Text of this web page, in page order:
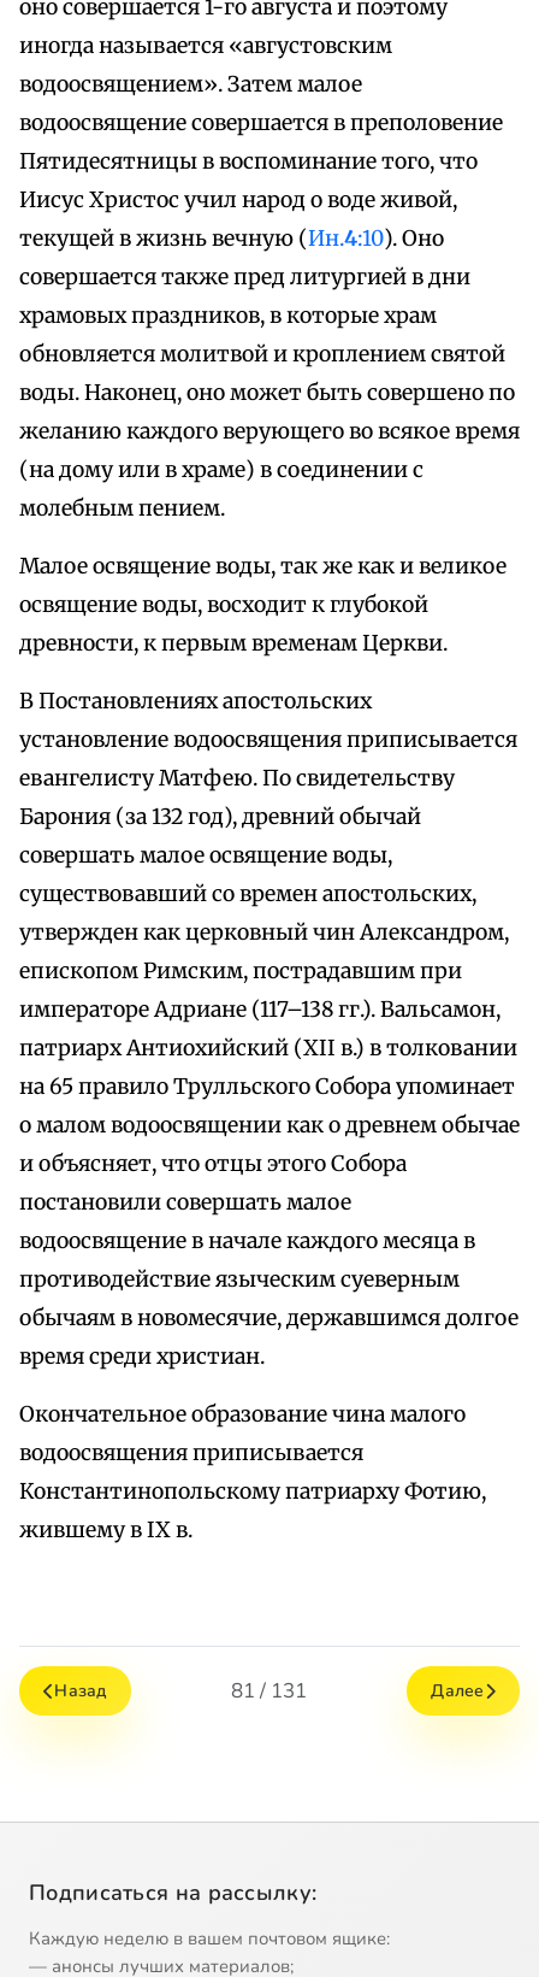
оно совершается 1-го августа и поэтому
иногда называется «августовским
водоосвящением». Затем малое
водоосвящение совершается в преполовение
Пятидесятницы в воспоминание того, что
Иисус Христос учил народ о воде живой,
текущей в жизнь вечную (Ин.4:10). Оно
совершается также пред литургией в дни
храмовых праздников, в которые храм
обновляется молитвой и кроплением святой
воды. Наконец, оно может быть совершено по
желанию каждого верующего во всякое время
(на дому или в храме) в соединении с
молебным пением.
Малое освящение воды, так же как и великое
освящение воды, восходит к глубокой
древности, к первым временам Церкви.
В Постановлениях апостольских
установление водоосвящения приписывается
евангелисту Матфею. По свидетельству
Барония (за 132 год), древний обычай
совершать малое освящение воды,
существовавший со времен апостольских,
утвержден как церковный чин Александром,
епископом Римским, пострадавшим при
императоре Адриане (117–138 гг.). Вальсамон,
патриарх Антиохийский (XII в.) в толковании
на 65 правило Трулльского Собора упоминает
о малом водоосвящении как о древнем обычае
и объясняет, что отцы этого Собора
постановили совершать малое
водоосвящение в начале каждого месяца в
противодействие языческим суеверным
обычаям в новомесячие, державшимся долгое
время среди христиан.
Окончательное образование чина малого
водоосвящения приписывается
Константинопольскому патриарху Фотию,
жившему в IX в.
Назад 81 / 131 Далее
Подписаться на рассылку:
Каждую неделю в вашем почтовом ящике:
— анонсы лучших материалов;